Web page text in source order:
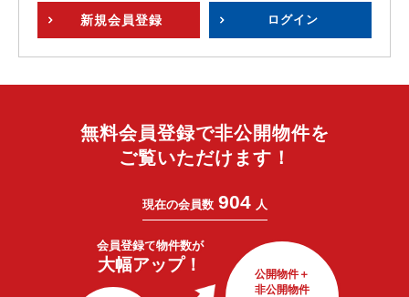
新規会員登録 ログイン
無料会員登録で非公開物件を
ご覧いただけます！
現在の会員数 904 人
会員登録で物件数が
大幅アップ！
公開物件＋
非公開物件